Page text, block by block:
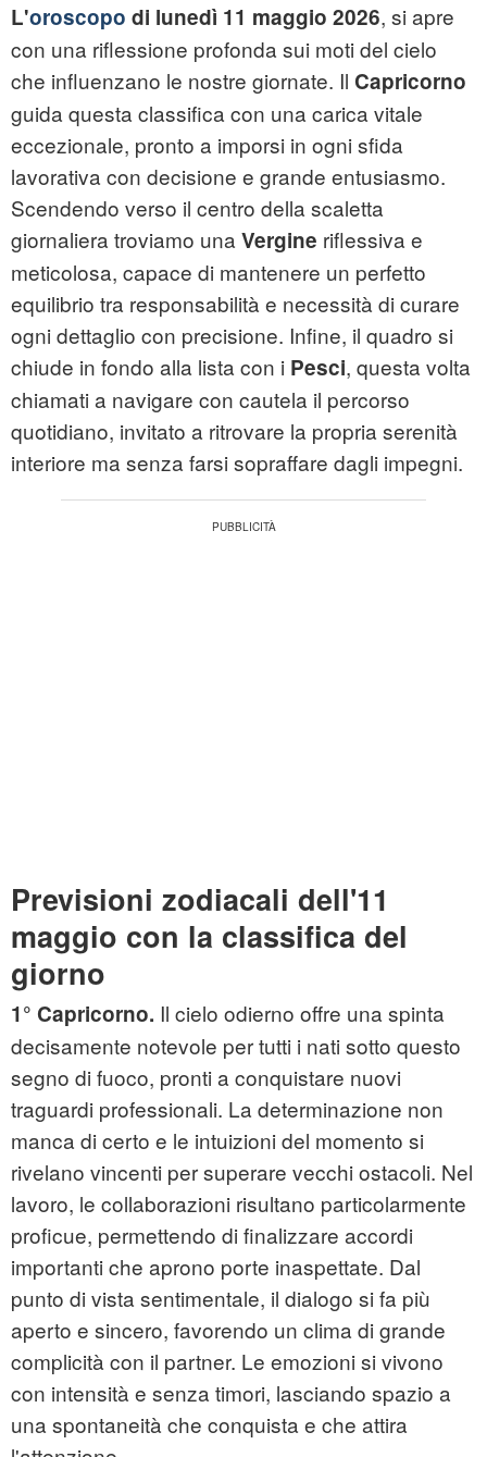
L'oroscopo di lunedì 11 maggio 2026, si apre
con una riflessione profonda sui moti del cielo
che influenzano le nostre giornate. Il Capricorno
guida questa classifica con una carica vitale
eccezionale, pronto a imporsi in ogni sfida
lavorativa con decisione e grande entusiasmo.
Scendendo verso il centro della scaletta
giornaliera troviamo una Vergine riflessiva e
meticolosa, capace di mantenere un perfetto
equilibrio tra responsabilità e necessità di curare
ogni dettaglio con precisione. Infine, il quadro si
chiude in fondo alla lista con i Pesci, questa volta
chiamati a navigare con cautela il percorso
quotidiano, invitato a ritrovare la propria serenità
interiore ma senza farsi sopraffare dagli impegni.
Previsioni zodiacali dell'11
maggio con la classifica del
giorno
1° Capricorno. Il cielo odierno offre una spinta
decisamente notevole per tutti i nati sotto questo
segno di fuoco, pronti a conquistare nuovi
traguardi professionali. La determinazione non
manca di certo e le intuizioni del momento si
rivelano vincenti per superare vecchi ostacoli. Nel
lavoro, le collaborazioni risultano particolarmente
proficue, permettendo di finalizzare accordi
importanti che aprono porte inaspettate. Dal
punto di vista sentimentale, il dialogo si fa più
aperto e sincero, favorendo un clima di grande
complicità con il partner. Le emozioni si vivono
con intensità e senza timori, lasciando spazio a
una spontaneità che conquista e che attira